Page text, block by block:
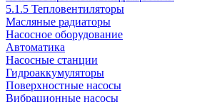
5.1.5 Тепловентиляторы
Масляные радиаторы
Насосное оборудование
Автоматика
Насосные станции
Гидроаккумуляторы
Поверхностные насосы
Вибрационные насосы